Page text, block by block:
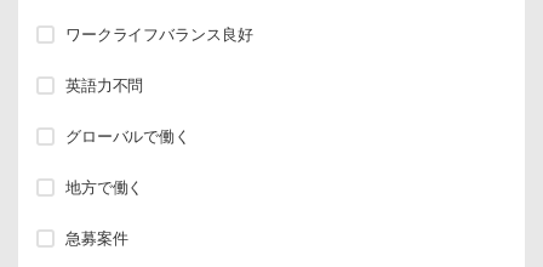
ワークライフバランス良好
英語力不問
グローバルで働く
地方で働く
急募案件